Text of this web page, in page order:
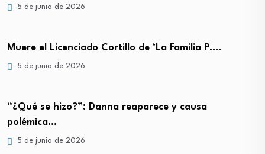
5 de junio de 2026
Muere el Licenciado Cortillo de ‘La Familia P.…
5 de junio de 2026
“¿Qué se hizo?”: Danna reaparece y causa
polémica…
5 de junio de 2026